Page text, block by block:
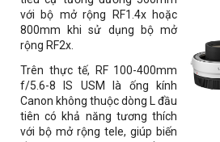
với bộ mở rộng RF1.4x hoặc
800mm khi sử dụng bộ mở
rộng RF2x.
Trên thực tế, RF 100-400mm
f/5.6-8 IS USM là ống kính
Canon không thuộc dòng L đầu
tiên có khả năng tương thích
với bộ mở rộng tele, giúp biến